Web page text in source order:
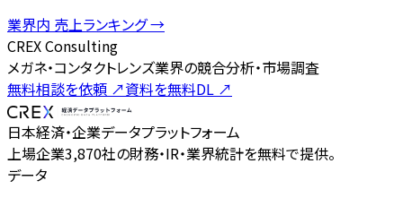
業界内 売上ランキング →
CREX Consulting
メガネ・コンタクトレンズ業界の競合分析・市場調査
無料相談を依頼 ↗資料を無料DL ↗
日本経済・企業データプラットフォーム
上場企業3,870社の財務・IR・業界統計を無料で提供。
データ